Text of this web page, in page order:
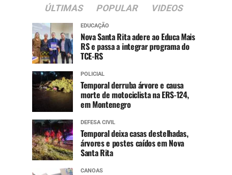
ÚLTIMAS POPULAR VIDEOS
EDUCAÇÃO
Nova Santa Rita adere ao Educa Mais
RS e passa a integrar programa do
TCE-RS
POLICIAL
Temporal derruba árvore e causa
morte de motociclista na ERS-124,
em Montenegro
DEFESA CIVIL
Temporal deixa casas destelhadas,
árvores e postes caídos em Nova
Santa Rita
CANOAS